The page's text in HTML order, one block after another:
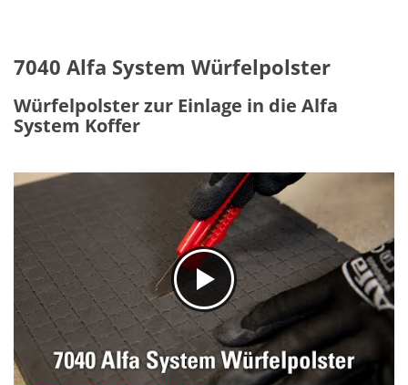
7040 Alfa System Würfelpolster
Würfelpolster zur Einlage in die Alfa
System Koffer